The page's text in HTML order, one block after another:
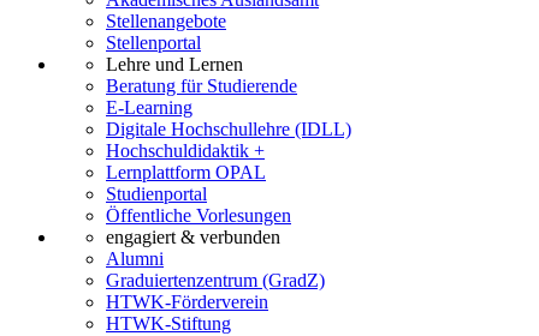
Stellenangebote
Stellenportal
Lehre und Lernen
Beratung für Studierende
E-Learning
Digitale Hochschullehre (IDLL)
Hochschuldidaktik +
Lernplattform OPAL
Studienportal
Öffentliche Vorlesungen
engagiert & verbunden
Alumni
Graduiertenzentrum (GradZ)
HTWK-Förderverein
HTWK-Stiftung